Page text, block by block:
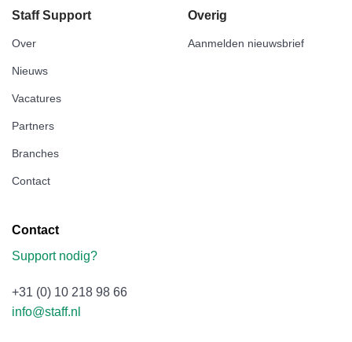
Staff Support
Over
Nieuws
Vacatures
Partners
Branches
Contact
Overig
Aanmelden nieuwsbrief
Contact
Support nodig?
+31 (0) 10 218 98 66
info@staff.nl